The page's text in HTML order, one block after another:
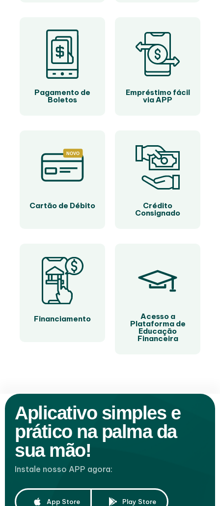
Pagamento de
Boletos
Empréstimo fácil
via APP
NOVO
Cartão de Débito Crédito
Consignado
Financiamento Acesso a
Plataforma de
Educação
Financeira
Aplicativo simples e
prático na palma da
sua mão!
Instale nosso APP agora:
App Store Play Store